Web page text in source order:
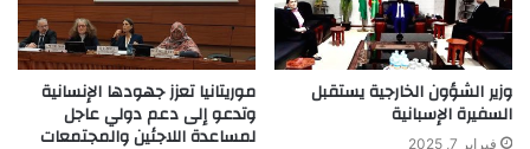
وزير الشؤون الخارجية يستقبل
السفيرة الإسبانية
فبراير 7, 2025
موريتانيا تعزز جهودها الإنسانية
وتدعو إلى دعم دولي عاجل
لمساعدة اللاجئين والمجتمعات